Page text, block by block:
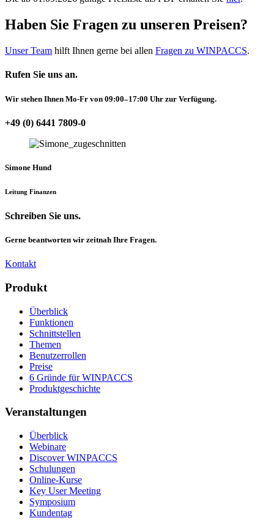
Haben Sie Fragen zu unseren Preisen?
Unser Team hilft Ihnen gerne bei allen Fragen zu WINPACCS.
Rufen Sie uns an.
Wir stehen Ihnen Mo-Fr von 09:00–17:00 Uhr zur Verfügung.
+49 (0) 6441 7809-0
Simone Hund
Leitung Finanzen
Schreiben Sie uns.
Gerne beantworten wir zeitnah Ihre Fragen.
Kontakt
Produkt
Überblick
Funktionen
Schnittstellen
Themen
Benutzerrollen
Preise
6 Gründe für WINPACCS
Produktgeschichte
Veranstaltungen
Überblick
Webinare
Discover WINPACCS
Schulungen
Online-Kurse
Key User Meeting
Symposium
Kundentag